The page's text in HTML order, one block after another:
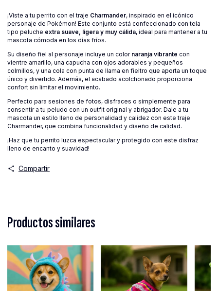
¡Viste a tu perrito con el traje Charmander, inspirado en el icónico
personaje de Pokémon! Este conjunto está confeccionado con tela
tipo peluche extra suave, ligera y muy cálida, ideal para mantener a tu
mascota cómoda en los días fríos.
Su diseño fiel al personaje incluye un color naranja vibrante con
vientre amarillo, una capucha con ojos adorables y pequeños
colmillos, y una cola con punta de llama en fieltro que aporta un toque
único y divertido. Además, el acabado acolchonado proporciona
confort sin limitar el movimiento.
Perfecto para sesiones de fotos, disfraces o simplemente para
consentir a tu peludo con un outfit original y abrigador. Dale a tu
mascota un estilo lleno de personalidad y calidez con este traje
Charmander, que combina funcionalidad y diseño de calidad.
¡Haz que tu perrito luzca espectacular y protegido con este disfraz
lleno de encanto y suavidad!
Compartir
Productos similares